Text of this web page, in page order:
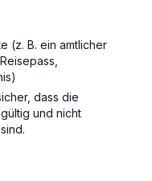
(z. B. ein amtlicher
dass die
und nicht